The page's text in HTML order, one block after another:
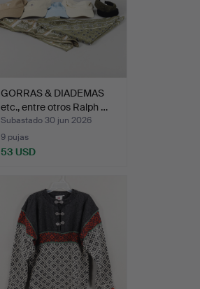
GORRAS & DIADEMAS
etc., entre otros Ralph …
Subastado 30 jun 2026
9 pujas
53 USD